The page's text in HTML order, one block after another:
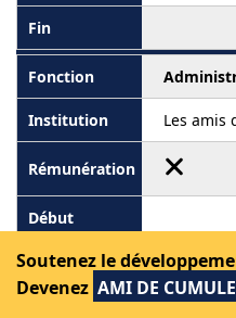
Les amis
Soutenez le
Devenez AMI DE